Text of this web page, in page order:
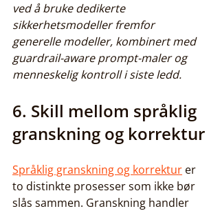
ved å bruke dedikerte
sikkerhetsmodeller fremfor
generelle modeller, kombinert med
guardrail-aware prompt-maler og
menneskelig kontroll i siste ledd.
6. Skill mellom språklig
granskning og korrektur
Språklig granskning og korrektur er
to distinkte prosesser som ikke bør
slås sammen. Granskning handler